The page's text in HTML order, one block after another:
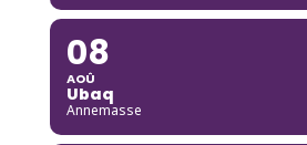
08
AOÛ
Ubaq
Annemasse